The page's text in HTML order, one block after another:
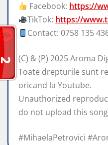
Facebook: https://
TikTok: https://
Contact: 0758 135
(C) & (P) 2025 Aroma
Toate drepturile sunt
oricand la Youtube.
Unauthorized
do not upload this
#MihaelaPetrovici